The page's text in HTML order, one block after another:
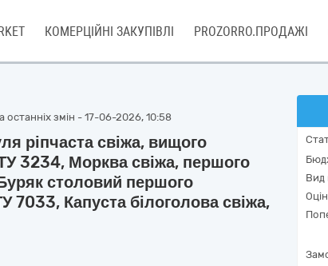
КОМЕРЦІЙНІ ЗАКУПІВЛІ PROZORRO.ПРОДАЖІ
змін - 17-06-2026, 10:58
ріпчаста свіжа, вищого
3234, Морква свіжа, першого
столовий першого
7033, Капуста білоголова свіжа,
Вид